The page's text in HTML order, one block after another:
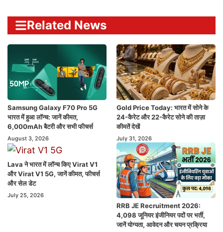
Related News
Samsung Galaxy F70 Pro 5G
भारत में हुआ लॉन्च: जानें कीमत,
6,000mAh बैटरी और सभी फीचर्स
August 3, 2026
Gold Price Today: भारत में सोने के
24-कैरेट और 22-कैरेट सोने की ताज़ा
कीमतें देखें
July 31, 2026
Lava ने भारत में लॉन्च किए Virat V1
और Virat V1 5G, जानें कीमत, फीचर्स
और सेल डेट
July 25, 2026
RRB JE Recruitment 2026:
4,098 जूनियर इंजीनियर पदों पर भर्ती,
जानें योग्यता, आवेदन और चयन प्रक्रिया